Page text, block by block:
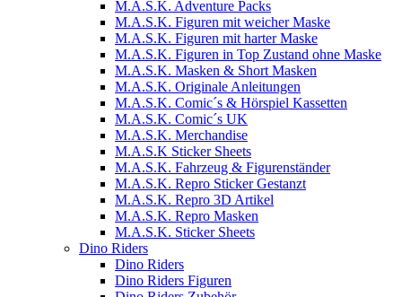
M.A.S.K. Adventure Packs
M.A.S.K. Figuren mit weicher Maske
M.A.S.K. Figuren mit harter Maske
M.A.S.K. Figuren in Top Zustand ohne Maske
M.A.S.K. Masken & Short Masken
M.A.S.K. Originale Anleitungen
M.A.S.K. Comic´s & Hörspiel Kassetten
M.A.S.K. Comic´s UK
M.A.S.K. Merchandise
M.A.S.K Sticker Sheets
M.A.S.K. Fahrzeug & Figurenständer
M.A.S.K. Repro Sticker Gestanzt
M.A.S.K. Repro 3D Artikel
M.A.S.K. Repro Masken
M.A.S.K. Sticker Sheets
Dino Riders
Dino Riders
Dino Riders Figuren